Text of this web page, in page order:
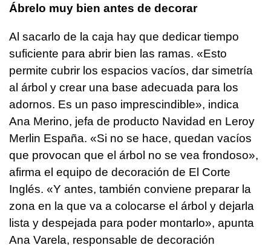
Ábrelo muy bien antes de decorar
Al sacarlo de la caja hay que dedicar tiempo
suficiente para abrir bien las ramas. «Esto
permite cubrir los espacios vacíos, dar simetría
al árbol y crear una base adecuada para los
adornos. Es un paso imprescindible», indica
Ana Merino, jefa de producto Navidad en Leroy
Merlin España. «Si no se hace, quedan vacíos
que provocan que el árbol no se vea frondoso»,
afirma el equipo de decoración de El Corte
Inglés. «Y antes, también conviene preparar la
zona en la que va a colocarse el árbol y dejarla
lista y despejada para poder montarlo», apunta
Ana Varela, responsable de decoración